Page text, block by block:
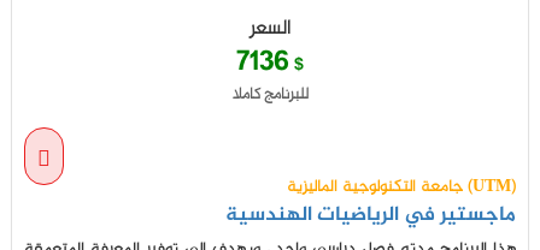
السعر
7136 $
للبرنامج كاملا
جامعة التكنولوجية الماليزية (UTM)
ماجستير في الرياضيات الهندسية